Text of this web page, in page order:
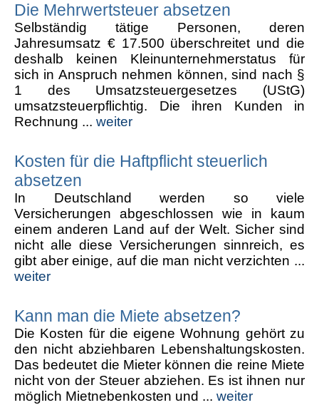
Die Mehrwertsteuer absetzen
Selbständig tätige Personen, deren
Jahresumsatz € 17.500 überschreitet und die
deshalb keinen Kleinunternehmerstatus für
sich in Anspruch nehmen können, sind nach §
1 des Umsatzsteuergesetzes (UStG)
umsatzsteuerpflichtig. Die ihren Kunden in
Rechnung ... weiter
Kosten für die Haftpflicht steuerlich
absetzen
In Deutschland werden so viele
Versicherungen abgeschlossen wie in kaum
einem anderen Land auf der Welt. Sicher sind
nicht alle diese Versicherungen sinnreich, es
gibt aber einige, auf die man nicht verzichten ...
weiter
Kann man die Miete absetzen?
Die Kosten für die eigene Wohnung gehört zu
den nicht abziehbaren Lebenshaltungskosten.
Das bedeutet die Mieter können die reine Miete
nicht von der Steuer abziehen. Es ist ihnen nur
möglich Mietnebenkosten und ... weiter